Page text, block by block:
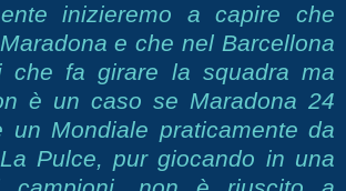
inizieremo a capire che
e che nel Barcellona
che fa girare la squadra ma
è un caso se Maradona 24
un Mondiale praticamente da
Pulce, pur giocando in una